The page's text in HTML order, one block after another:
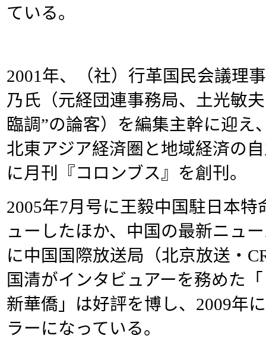
ている。
2001年、（社）行革国民会議理
乃氏（元経団連事務局、土光敏
臨調”の論客）を編集主幹に迎え
北東アジア経済圏と地域経済の
に月刊『コロンブス』を創刊。
2005年7月号に王毅中国駐日本
ューしたほか、中国の最新ニュ
に中国国際放送局（北京放送・
国清がインタビュアーを務めた
新華僑」は好評を博し、2009年
ラーになっている。